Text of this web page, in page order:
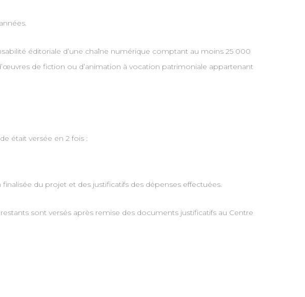
éditoriale d’une chaîne numérique comptant au moins 25 000
de fiction ou d’animation à vocation patrimoniale appartenant
était versée en 2 fois :
du projet et des justificatifs des dépenses effectuées.
sont versés après remise des documents justificatifs au Centre